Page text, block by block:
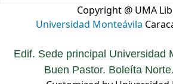
Copyright @ UMA
Universidad Monteávila
Edif. Sede principal Universidad
Buen Pastor. Boleíta